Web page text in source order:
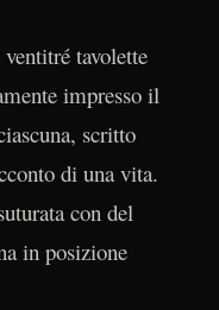
tavolette
impresso il
scritto
di una vita.
con del
in posizione